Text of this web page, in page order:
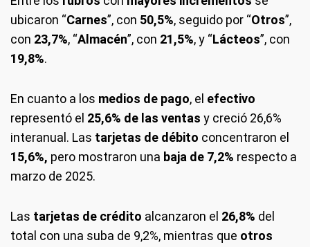
ubicaron “Carnes”, con 50,5%, seguido por “Otros”,
con 23,7%, “Almacén”, con 21,5%, y “Lácteos”, con
19,8%.
En cuanto a los medios de pago, el efectivo
representó el 25,6% de las ventas y creció 26,6%
interanual. Las tarjetas de débito concentraron el
15,6%, pero mostraron una baja de 7,2% respecto a
marzo de 2025.
Las tarjetas de crédito alcanzaron el 26,8% del
total con una suba de 9,2%, mientras que otros